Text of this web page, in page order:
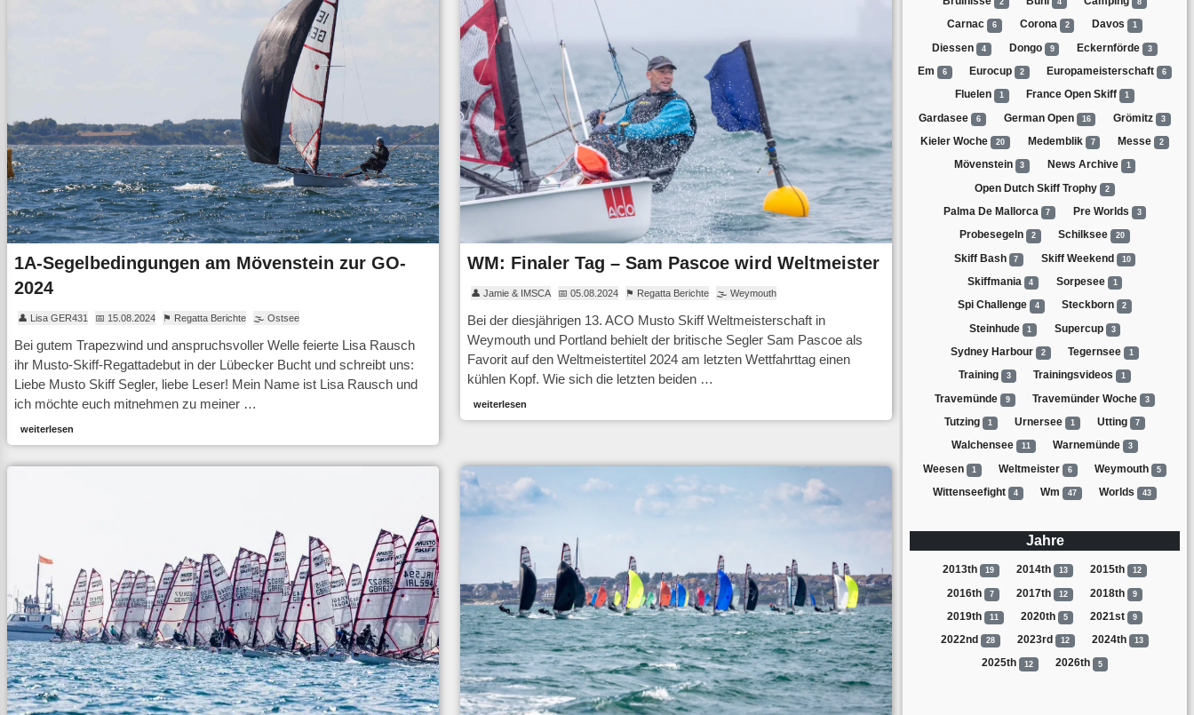
2 4 8
Carnac 6 Corona 2 Davos 1
Diessen 4 Dongo 9 Eckernförde 3
Em 6 Eurocup 2 Europameisterschaft 6
Fluelen 1 France Open Skiff 1
Gardasee 6 German Open 16 Grömitz 3
Kieler Woche 20 Medemblik 7 Messe 2
Mövenstein 3 News Archive 1
Open Dutch Skiff Trophy 2
Palma De Mallorca 7 Pre Worlds 3
Probesegeln 2 Schilksee 20
Skiff Bash 7 Skiff Weekend 10
Skiffmania 4 Sorpesee 1
Spi Challenge 4 Steckborn 2
Steinhude 1 Supercup 3
Sydney Harbour 2 Tegernsee 1
Training 3 Trainingsvideos 1
Travemünde 9 Travemünder Woche 3
Tutzing 1 Urnersee 1 Utting 7
Walchensee 11 Warnemünde 3
Weesen 1 Weltmeister 6 Weymouth 5
Wittenseefight 4 Wm 47 Worlds 43
Jahre
2013th 19 2014th 13 2015th 12
2016th 7 2017th 12 2018th 9
2019th 11 2020th 5 2021st 9
2022nd 28 2023rd 12 2024th 13
2025th 12 2026th 5
1A-Segelbedingungen am Mövenstein zur GO-
2024
👤 Lisa GER431 📅 15.08.2024 ⚑ Regatta Berichte 🌫 Ostsee
Bei gutem Trapezwind und anspruchsvoller Welle feierte Lisa Rausch
ihr Musto-Skiff-Regattadebut in der Lübecker Bucht und schreibt uns:
Liebe Musto Skiff Segler, liebe Leser! Mein Name ist Lisa Rausch und
ich möchte euch mitnehmen zu meiner …
weiterlesen
WM: Finaler Tag – Sam Pascoe wird Weltmeister
👤 Jamie & IMSCA 📅 05.08.2024 ⚑ Regatta Berichte 🌫 Weymouth
Bei der diesjährigen 13. ACO Musto Skiff Weltmeisterschaft in
Weymouth und Portland behielt der britische Segler Sam Pascoe als
Favorit auf den Weltmeistertitel 2024 am letzten Wettfahrttag einen
kühlen Kopf. Wie sich die letzten beiden …
weiterlesen